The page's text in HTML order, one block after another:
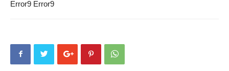
Error9 Error9